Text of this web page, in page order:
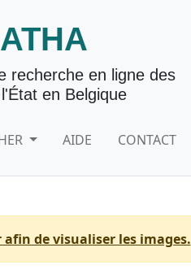
recherche en ligne des
en Belgique
AIDE CONTACT
de visualiser les images.